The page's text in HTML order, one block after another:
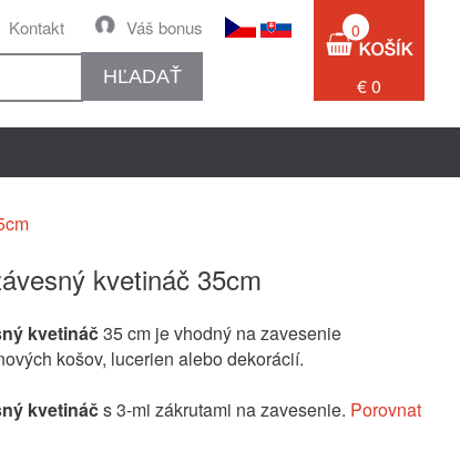
Váš bonus
Kontakt
HĽADAŤ
0
€ 0
kvetináč 35cm
kvetináč35 cm je vhodný na zavesenie
košov, lucerien alebo dekorácií.
kvetináčs 3-mi zákrutami na zavesenie. Porovnat